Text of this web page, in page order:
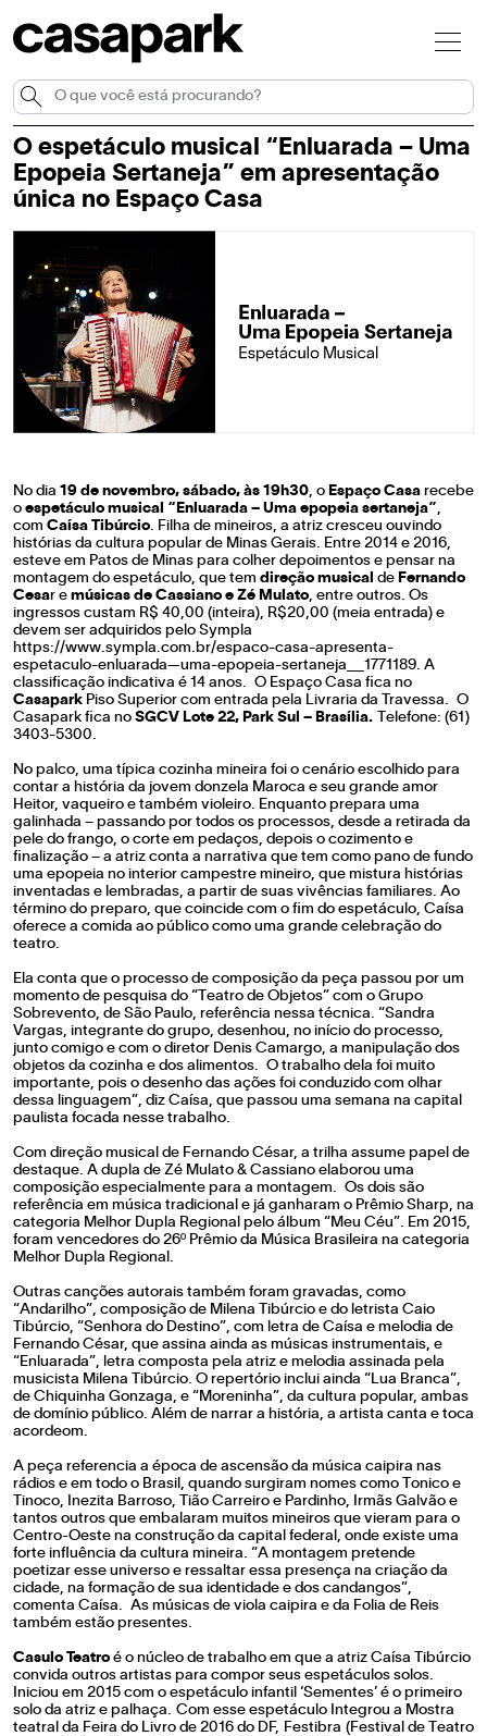
O espetáculo musical “Enluarada – Uma
Epopeia Sertaneja” em apresentação
única no Espaço Casa
No dia 19 de novembro, sábado, às 19h30, o Espaço Casa recebe
o espetáculo musical “Enluarada – Uma epopeia sertaneja”,
com Caísa Tibúrcio. Filha de mineiros, a atriz cresceu ouvindo
histórias da cultura popular de Minas Gerais. Entre 2014 e 2016,
esteve em Patos de Minas para colher depoimentos e pensar na
montagem do espetáculo, que tem direção musical de Fernando
Cesar e músicas de Cassiano e Zé Mulato, entre outros. Os
ingressos custam R$ 40,00 (inteira), R$20,00 (meia entrada) e
devem ser adquiridos pelo Sympla
https://www.sympla.com.br/espaco-casa-apresenta-
espetaculo-enluarada—uma-epopeia-sertaneja__1771189. A
classificação indicativa é 14 anos. O Espaço Casa fica no
Casapark Piso Superior com entrada pela Livraria da Travessa. O
Casapark fica no SGCV Lote 22, Park Sul – Brasília.
Telefone: (61)
3403-5300.
No palco, uma típica cozinha mineira foi o cenário escolhido para
contar a história da jovem donzela Maroca e seu grande amor
Heitor, vaqueiro e também violeiro. Enquanto prepara uma
galinhada – passando por todos os processos, desde a retirada da
pele do frango, o corte em pedaços, depois o cozimento e
finalização – a atriz conta a narrativa que tem como pano de fundo
uma epopeia no interior campestre mineiro, que mistura histórias
inventadas e lembradas, a partir de suas vivências familiares. Ao
término do preparo, que coincide com o fim do espetáculo, Caísa
oferece a comida ao público como uma grande celebração do
teatro.
Ela conta que o processo de composição da peça passou por um
momento de pesquisa do “Teatro de Objetos” com o Grupo
Sobrevento, de São Paulo, referência nessa técnica. “Sandra
Vargas, integrante do grupo, desenhou, no início do processo,
junto comigo e com o diretor Denis Camargo, a manipulação dos
objetos da cozinha e dos alimentos. O trabalho dela foi muito
importante, pois o desenho das ações foi conduzido com olhar
dessa linguagem”, diz Caísa, que passou uma semana na capital
paulista focada nesse trabalho.
Com direção musical de Fernando César, a trilha assume papel de
destaque. A dupla de Zé Mulato & Cassiano elaborou uma
composição especialmente para a montagem. Os dois são
referência em música tradicional e já ganharam o Prêmio Sharp, na
categoria Melhor Dupla Regional pelo álbum “Meu Céu”. Em 2015,
foram vencedores do 26º Prêmio da Música Brasileira na categoria
Melhor Dupla Regional.
Outras canções autorais também foram gravadas, como
“Andarilho”, composição de Milena Tibúrcio e do letrista Caio
Tibúrcio, “Senhora do Destino”, com letra de Caísa e melodia de
Fernando César, que assina ainda as músicas instrumentais, e
“Enluarada”, letra composta pela atriz e melodia assinada pela
musicista Milena Tibúrcio. O repertório inclui ainda “Lua Branca”,
de Chiquinha Gonzaga, e “Moreninha”, da cultura popular, ambas
de domínio público. Além de narrar a história, a artista canta e toca
acordeom.
A peça referencia a época de ascensão da música caipira nas
rádios e em todo o Brasil, quando surgiram nomes como Tonico e
Tinoco, Inezita Barroso, Tião Carreiro e Pardinho, Irmãs Galvão e
tantos outros que embalaram muitos mineiros que vieram para o
Centro-Oeste na construção da capital federal, onde existe uma
forte influência da cultura mineira. “A montagem pretende
poetizar esse universo e ressaltar essa presença na criação da
cidade, na formação de sua identidade e dos candangos”,
comenta Caísa. As músicas de viola caipira e da Folia de Reis
também estão presentes.
Casulo Teatro é o núcleo de trabalho em que a atriz Caísa Tibúrcio
convida outros artistas para compor seus espetáculos solos.
Iniciou em 2015 com o espetáculo infantil ‘Sementes’ é o primeiro
solo da atriz e palhaça. Com esse espetáculo Integrou a Mostra
teatral da Feira do Livro de 2016 do DF, Festibra (Festival de Teatro